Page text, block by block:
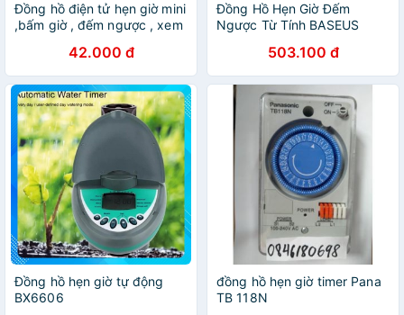
Đồng hồ điện tử hẹn giờ mini
,bấm giờ , đếm ngược , xem
42.000 đ
Đồng Hồ Hẹn Giờ Đếm
Ngược Từ Tính BASEUS
Thanh Tiện Dụng Cho Để
Bàn Văn Phòng Nhà Bếp
LV716
503.100 đ
Đồng hồ hẹn giờ tự động
BX6606
đồng hồ hẹn giờ timer Pana
TB 118N